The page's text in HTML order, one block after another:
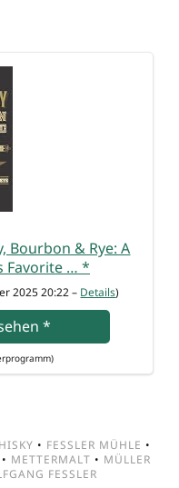
Bour­bon & Rye: A
Favo­ri­te … *
2025 20:22 – Details)
*
• FESSLER MÜHLE •
• METTERMALT • MÜLLER
FESSLER